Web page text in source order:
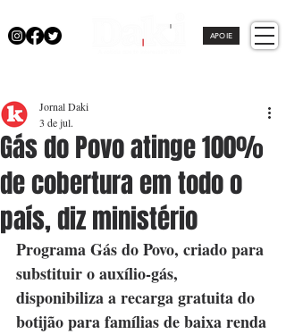
APOIE
Gás do Povo atinge 100%
de cobertura em todo o
país, diz ministério
Jornal Daki
3 de jul.
Programa Gás do Povo, criado para
substituir o auxílio-gás,
disponibiliza a recarga gratuita do
botijão para famílias de baixa renda